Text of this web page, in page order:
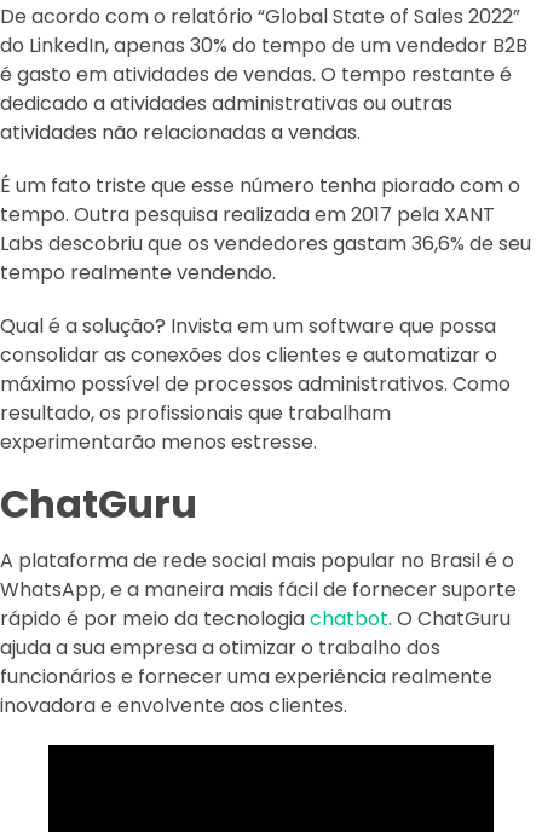
De acordo com o relatório “Global State of Sales 2022”
do LinkedIn, apenas 30% do tempo de um vendedor B2B
é gasto em atividades de vendas. O tempo restante é
dedicado a atividades administrativas ou outras
atividades não relacionadas a vendas.
É um fato triste que esse número tenha piorado com o
tempo. Outra pesquisa realizada em 2017 pela XANT
Labs descobriu que os vendedores gastam 36,6% de seu
tempo realmente vendendo.
Qual é a solução? Invista em um software que possa
consolidar as conexões dos clientes e automatizar o
máximo possível de processos administrativos. Como
resultado, os profissionais que trabalham
experimentarão menos estresse.
ChatGuru
A plataforma de rede social mais popular no Brasil é o
WhatsApp, e a maneira mais fácil de fornecer suporte
rápido é por meio da tecnologiachatbot. O ChatGuru
ajuda a sua empresa a otimizar o trabalho dos
funcionários e fornecer uma experiência realmente
inovadora e envolvente aos clientes.